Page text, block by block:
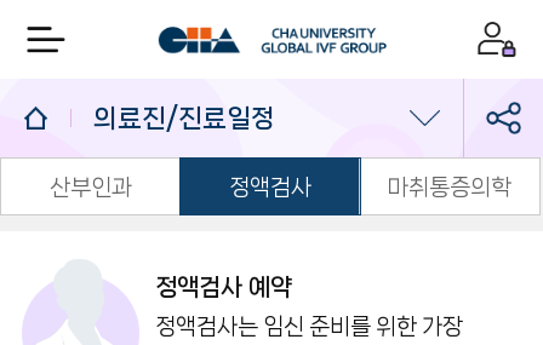
의료진/진료일정
의료진/진료일정
진료예약
1:1 상담실
산부인과 정액검사 마취통증의학
정액검사 예약
정액검사는 임신 준비를 위한 가장